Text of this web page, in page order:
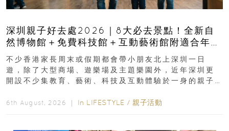
深圳親子好去處2026｜8大必去景點！全新自
然博物館＋免費科技館＋互動藝術館附適合年
齡、交通、門票、開放時間
不少香港家長周末或假期都會帶小朋友北上深圳一日
遊，除了大型商場、遊樂場及主題樂園外，近年深圳更
開設不少集教育、藝術、科技及互動體驗於一身的親子
6th August, 2026 ｜ In LIFESTYLE / 親子活動